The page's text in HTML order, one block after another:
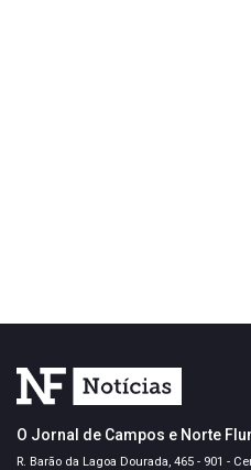
O Jornal de Campos e Norte
R. Barão da Lagoa Dourada, 465 - 901 -